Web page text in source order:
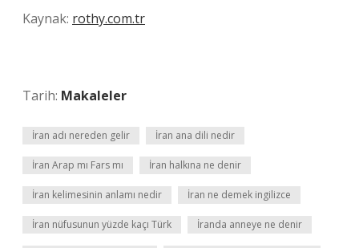
Kaynak: rothy.com.tr
Tarih: Makaleler
İran adı nereden gelir İran ana dili nedir
İran Arap mı Fars mı İran halkına ne denir
İran kelimesinin anlamı nedir İran ne demek ingilizce
İran nüfusunun yüzde kaçı Türk İranda anneye ne denir